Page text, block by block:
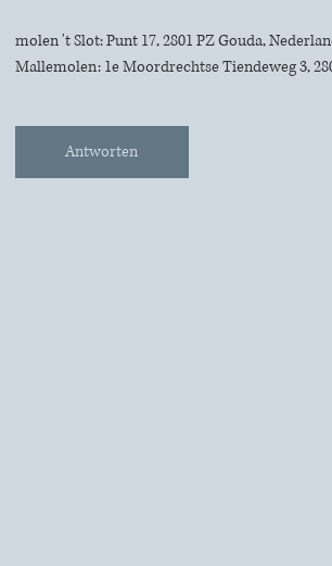
molen 't Slot: Punt 17, 2801 PZ Gouda,
Mallemolen: 1e Moordrechtse Tiendeweg 3,
Antworten